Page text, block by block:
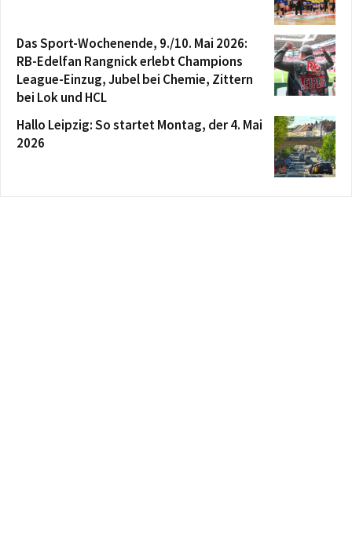
Das Sport-Wochenende, 9./10. Mai 2026:
RB-Edelfan Rangnick erlebt Champions
League-Einzug, Jubel bei Chemie, Zittern
bei Lok und HCL
Hallo Leipzig: So startet Montag, der 4. Mai
2026